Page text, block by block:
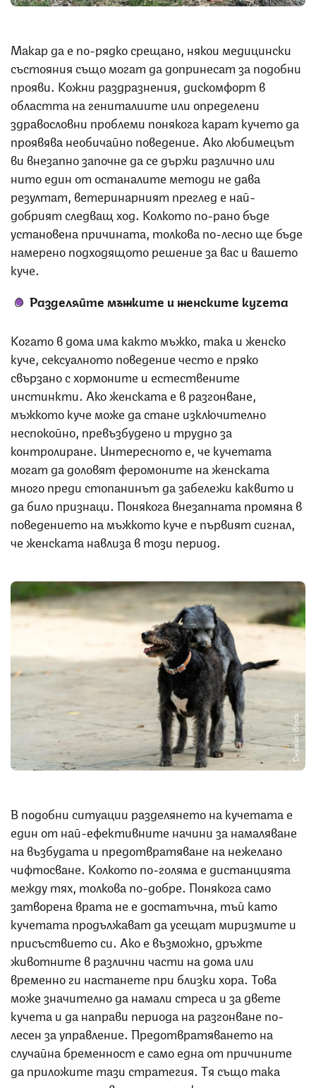
Макар да е по-рядко срещано, някои медицински
състояния също могат да допринесат за подобни
прояви. Кожни раздразнения, дискомфорт в
областта на гениталиите или определени
здравословни проблеми понякога карат кучето да
проявява необичайно поведение. Ако любимецът
ви внезапно започне да се държи различно или
нито един от останалите методи не дава
резултат, ветеринарният преглед е най-
добрият следващ ход. Колкото по-рано бъде
установена причината, толкова по-лесно ще бъде
намерено подходящото решение за вас и вашето
куче.
Разделяйте мъжките и женските кучета
Когато в дома има както мъжко, така и женско
куче, сексуалното поведение често е пряко
свързано с хормоните и естествените
инстинкти. Ако женската е в разгонване,
мъжкото куче може да стане изключително
неспокойно, превъзбудено и трудно за
контролиране. Интересното е, че кучетата
могат да доловят феромоните на женската
много преди стопанинът да забележи каквито и
да било признаци. Понякога внезапната промяна в
поведението на мъжкото куче е първият сигнал,
че женската навлиза в този период.
Снимка: iStock
В подобни ситуации разделянето на кучетата е
един от най-ефективните начини за намаляване
на възбудата и предотвратяване на нежелано
чифтосване. Колкото по-голяма е дистанцията
между тях, толкова по-добре. Понякога само
затворена врата не е достатъчна, тъй като
кучетата продължават да усещат миризмите и
присъствието си. Ако е възможно, дръжте
животните в различни части на дома или
временно ги настанете при близки хора. Това
може значително да намали стреса и за двете
кучета и да направи периода на разгонване по-
лесен за управление. Предотвратяването на
случайна бременност е само една от причините
да приложите тази стратегия. Тя също така